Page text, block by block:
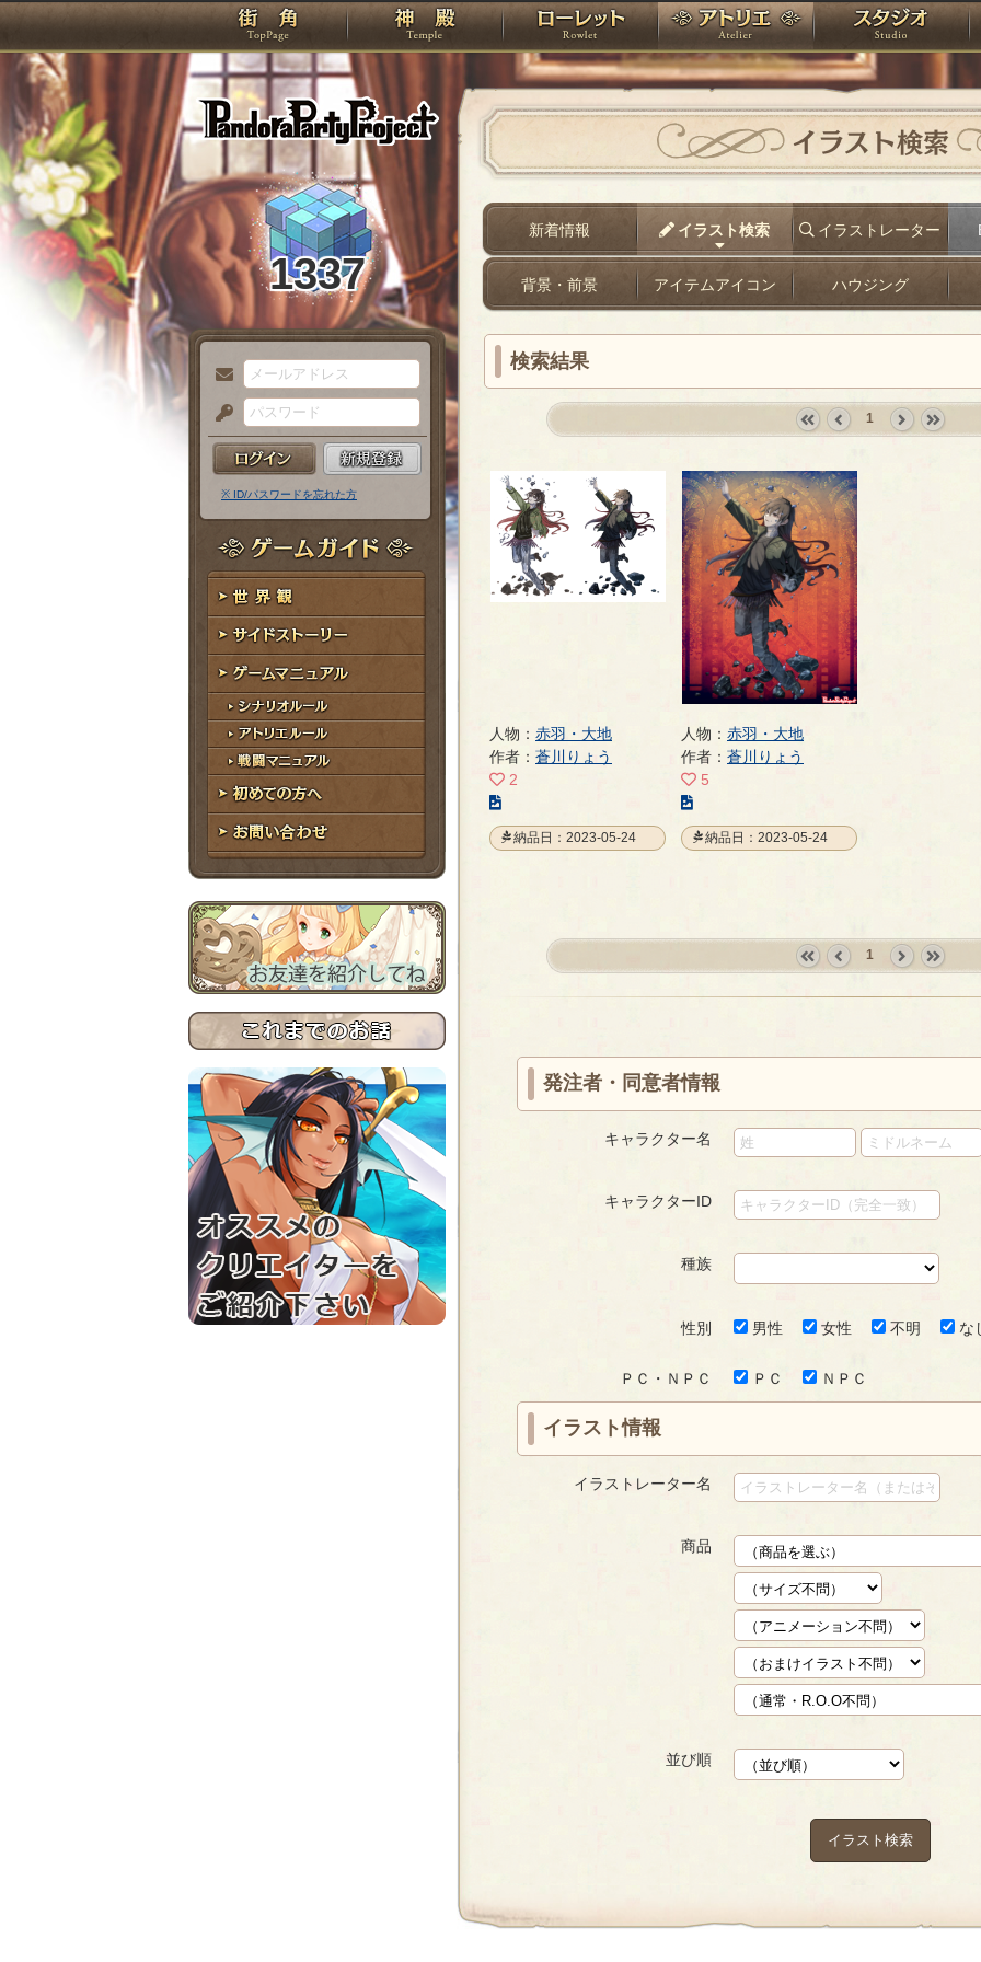
PandoraPartyProject
TOP 神殿 ローレット アトリエ
1337
メ
ー
ル
ア
ド
レ
ス
パ
ス
ー
ド
※ ID/パスワードを忘れた方
ゲームガイド
世界観
サイドストーリー
ゲームマニュアル
シナリオルール
アトリエルール
戦闘マニュアル
初めての方へ
お問い合わせ
イラスト検索
新着情報 イラスト検索 イラストレーター
背景・前景 アイテムアイコン ハウジング
検索結果
first prev
1
人物： 赤羽・大地
作者： 蒼川りょう
2
の
イ
納品日：2023-05-24
人物： 赤羽・大地
作者： 蒼川りょう
5
の
イ
の
納品日：2023-05-24
1
発注者・同意者情報
キャラクター名
キャラクターID
種族
性別 男性 女性 不明 な
ＰＣ・ＮＰＣ ＰＣ ＮＰＣ
イラスト情報
イラストレーター名
商品
並び順
イラスト検索